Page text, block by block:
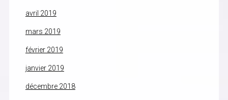
avril 2019
mars 2019
février 2019
janvier 2019
décembre 2018